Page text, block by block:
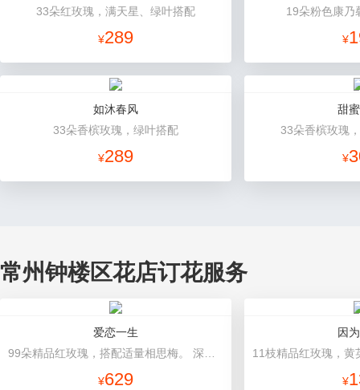
33朵红玫瑰，满天星、绿叶搭配
¥289
19朵粉色康乃
¥
如沐春风
33朵香槟玫瑰，绿叶搭配
¥289
甜
33朵香槟玫瑰
¥
常州钟楼区花店订花服务
爱恋一生
¥629
因
¥